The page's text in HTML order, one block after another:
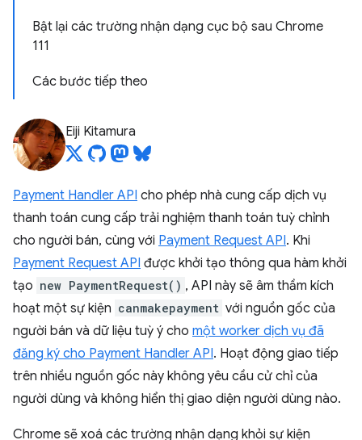
Bật lại các trường nhận dạng cục bộ sau Chrome
111
Các bước tiếp theo
Eiji Kitamura
Payment Handler API cho phép nhà cung cấp dịch vụ
thanh toán cung cấp trải nghiệm thanh toán tuỳ chỉnh
cho người bán, cùng với Payment Request API. Khi
Payment Request API được khởi tạo thông qua hàm khởi
tạo new PaymentRequest() , API này sẽ âm thầm kích
hoạt một sự kiện canmakepayment với nguồn gốc của
người bán và dữ liệu tuỳ ý cho một worker dịch vụ đã
đăng ký cho Payment Handler API. Hoạt động giao tiếp
trên nhiều nguồn gốc này không yêu cầu cử chỉ của
người dùng và không hiển thị giao diện người dùng nào.
Chrome sẽ xoá các trường nhận dạng khỏi sự kiện